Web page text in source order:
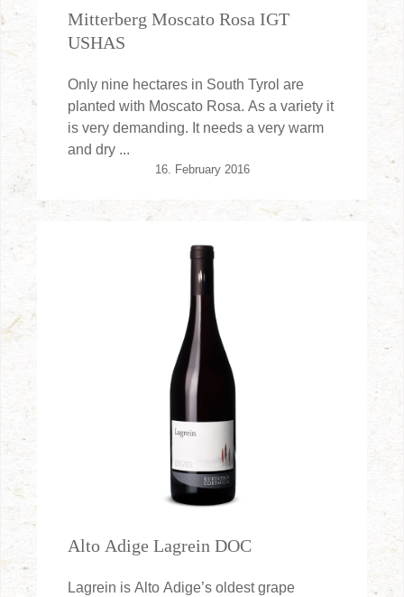
Mitterberg Moscato Rosa IGT
USHAS
Only nine hectares in South Tyrol are
planted with Moscato Rosa. As a variety it
is very demanding. It needs a very warm
and dry ...
16. February 2016
Alto Adige Lagrein DOC
Lagrein is Alto Adige’s oldest grape